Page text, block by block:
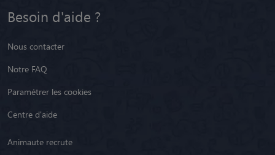
Besoin d'aide ?
Nous contacter
Notre FAQ
Paramétrer les cookies
Centre d'aide
Animaute recrute